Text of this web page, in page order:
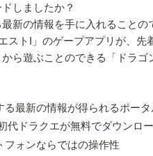
しましたか？
新の情報を手に入れること
ストI」のゲープアプリが、
ら遊ぶことのできる「ドラゴ
る最新の情報が得られるポータ
代ドラクエが無料でダウンロ
フォンならではの操作性